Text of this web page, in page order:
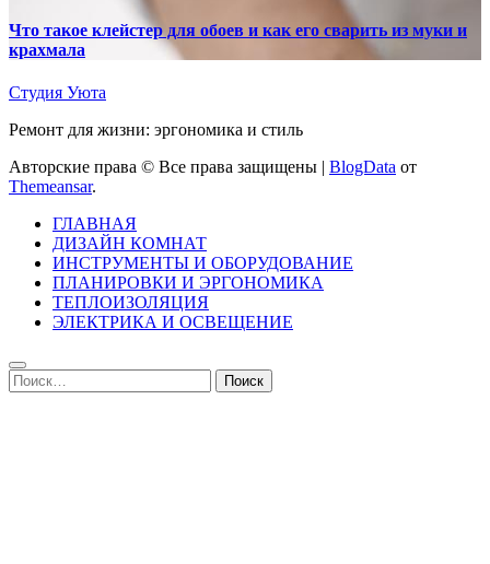
Что такое клейстер для обоев и как его сварить из муки и
крахмала
Студия Уюта
Ремонт для жизни: эргономика и стиль
Авторские права © Все права защищены | BlogData от
Themeansar.
ГЛАВНАЯ
ДИЗАЙН КОМНАТ
ИНСТРУМЕНТЫ И ОБОРУДОВАНИЕ
ПЛАНИРОВКИ И ЭРГОНОМИКА
ТЕПЛОИЗОЛЯЦИЯ
ЭЛЕКТРИКА И ОСВЕЩЕНИЕ
Найти: